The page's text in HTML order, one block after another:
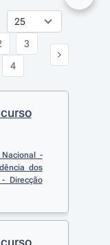
3
4
-
dos
Direcção